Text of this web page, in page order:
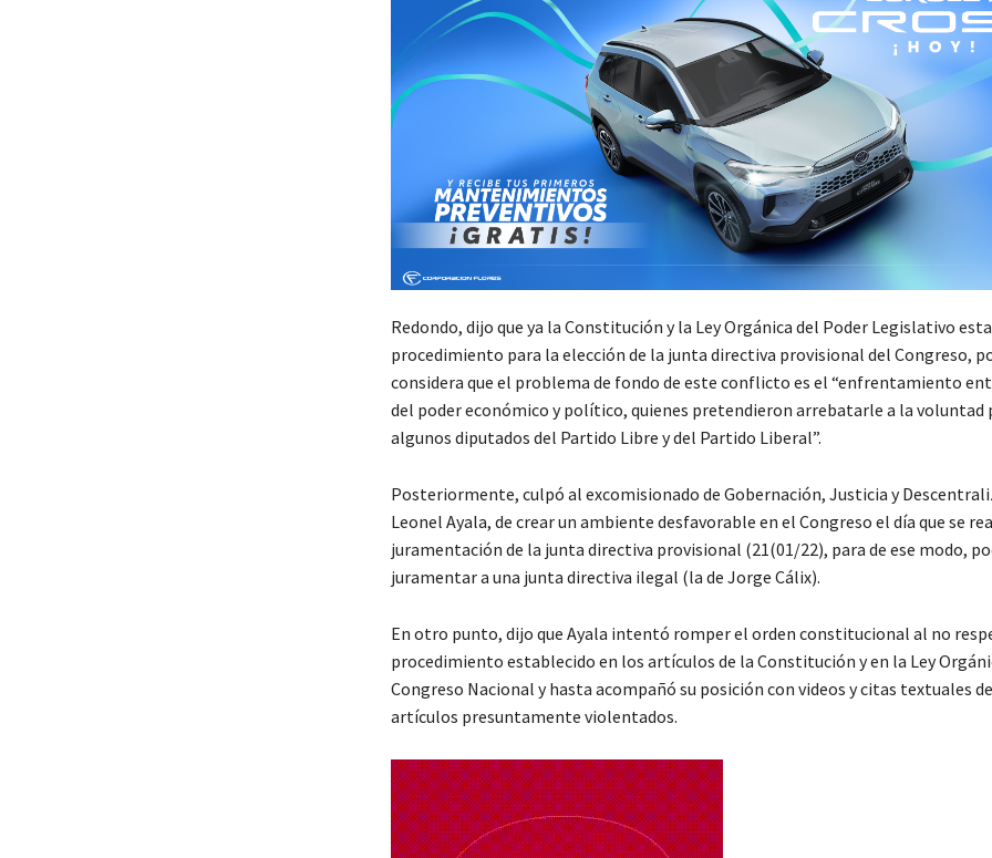
Redondo, dijo que ya la Constitución y la Ley Orgánica del Poder Legislativo
procedimiento para la elección de la junta directiva provisional del Congreso,
considera que el problema de fondo de este conflicto es el “enfrentamiento
del poder económico y político, quienes pretendieron arrebatarle a la voluntad
algunos diputados del Partido Libre y del Partido Liberal”.
Posteriormente, culpó al excomisionado de Gobernación, Justicia y
Leonel Ayala, de crear un ambiente desfavorable en el Congreso el día que se
juramentación de la junta directiva provisional (21(01/22), para de ese modo,
juramentar a una junta directiva ilegal (la de Jorge Cálix).
En otro punto, dijo que Ayala intentó romper el orden constitucional al no
procedimiento establecido en los artículos de la Constitución y en la Ley
Congreso Nacional y hasta acompañó su posición con videos y citas textuales
artículos presuntamente violentados.